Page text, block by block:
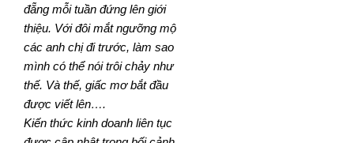
đẵng mỗi tuần đứng lên giới
thiệu. Với đôi mắt ngưỡng mộ
các anh chị đi trước, làm sao
mình có thể nói trôi chảy như
thế. Và thế, giấc mơ bắt đầu
được viết lên….
Kiến thức kinh doanh liên tục